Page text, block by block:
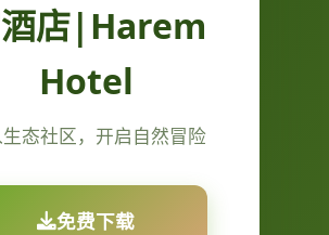
店|Harem
Hotel
态社区，开启自然冒险
免费下载